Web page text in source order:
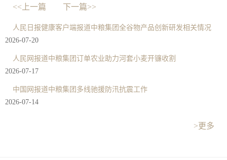
<<上一篇 下一篇>>
人民日报健康客户端报道中粮集团全谷物产品创新研发相关情况
2026-07-20
人民网报道中粮集团订单农业助力河套小麦开镰收割
2026-07-17
中国网报道中粮集团多线驰援防汛抗震工作
2026-07-14
>更多